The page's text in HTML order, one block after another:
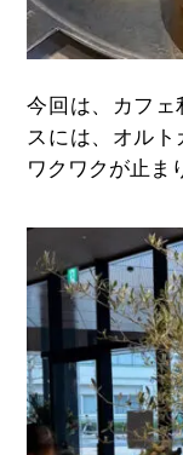
今回は、カフェ
スには、オルト
ワクワクが止ま